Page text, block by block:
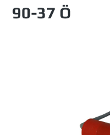
90-37 Ö